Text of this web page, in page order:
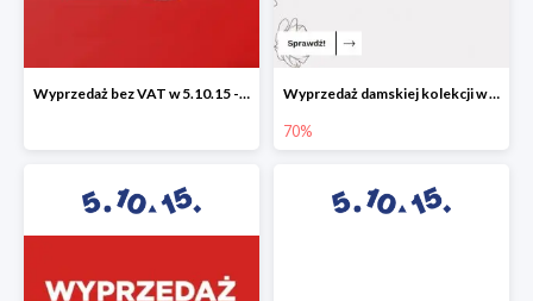
Wyprzedaż bez VAT w 5.10.15 - dodatkowe -23% rabatu Wyprzedaż damskiej kolekcji w 5.10.15 - ubrania, obuwie i dodatki do -70%
70%